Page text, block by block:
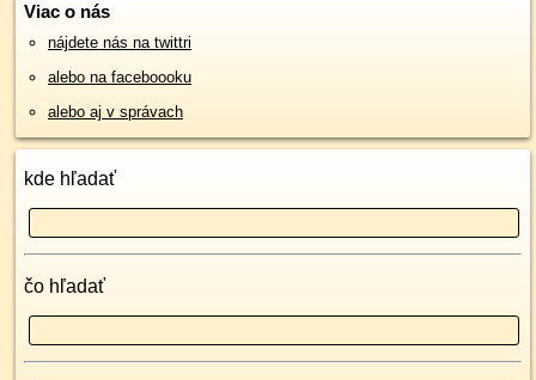
Viac o nás
nájdete nás na twittri
alebo na faceboooku
alebo aj v správach
kde hľadať
čo hľadať